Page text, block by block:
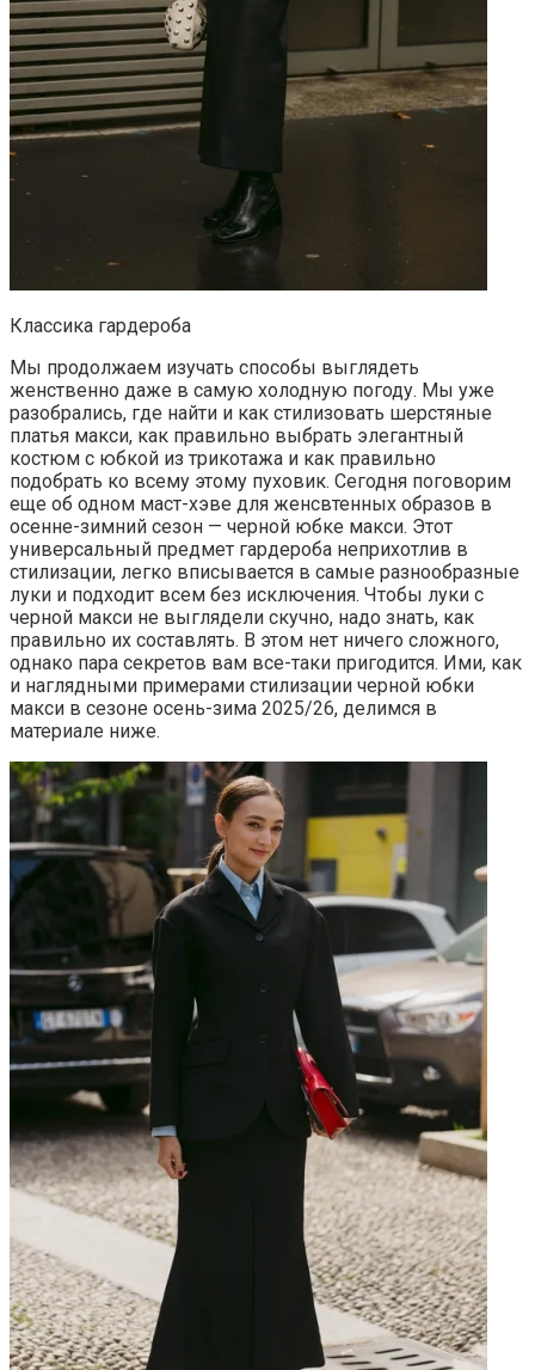
Классика гардероба
Мы продолжаем изучать способы выглядеть
женственно даже в самую холодную погоду. Мы уже
разобрались, где найти и как стилизовать шерстяные
платья макси, как правильно выбрать элегантный
костюм с юбкой из трикотажа и как правильно
подобрать ко всему этому пуховик. Сегодня поговорим
еще об одном маст-хэве для женсвтенных образов в
осенне-зимний сезон — черной юбке макси. Этот
универсальный предмет гардероба неприхотлив в
стилизации, легко вписывается в самые разнообразные
луки и подходит всем без исключения. Чтобы луки с
черной макси не выглядели скучно, надо знать, как
правильно их составлять. В этом нет ничего сложного,
однако пара секретов вам все-таки пригодится. Ими, как
и наглядными примерами стилизации черной юбки
макси в сезоне осень-зима 2025/26, делимся в
материале ниже.